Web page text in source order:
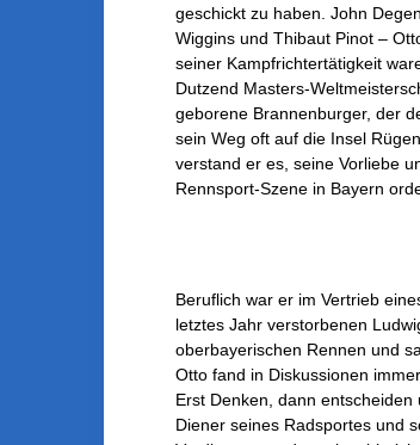
geschickt zu haben. John
Wiggins und Thibaut Pinot –
seiner Kampfrichtertätigkeit
Dutzend Masters-
geborene Brannenburger, der
sein Weg oft auf die Insel
verstand er es, seine Vorliebe
Rennsport-Szene in Bayern
Beruflich war er im Vertrieb
letztes Jahr verstorbenen
oberbayerischen Rennen und
Otto fand in Diskussionen
Erst Denken, dann
Diener seines Radsportes und